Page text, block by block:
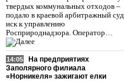
твердых коммунальных отходов –
подало в краевой арбитражный суд
иск к управлению
Росприроднадзора. Оператор…
14:05
На предприятиях
Заполярного филиала
«Норникеля» зажигают елки